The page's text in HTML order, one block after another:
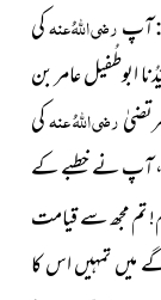
آپرضی اللہُ عنہکی
ابوطُفیل عامر بن
رضی اللہُ عنہکی
، آپ نے خطبے کے
تم مجھ سے قیامت
تمہیں اس کا